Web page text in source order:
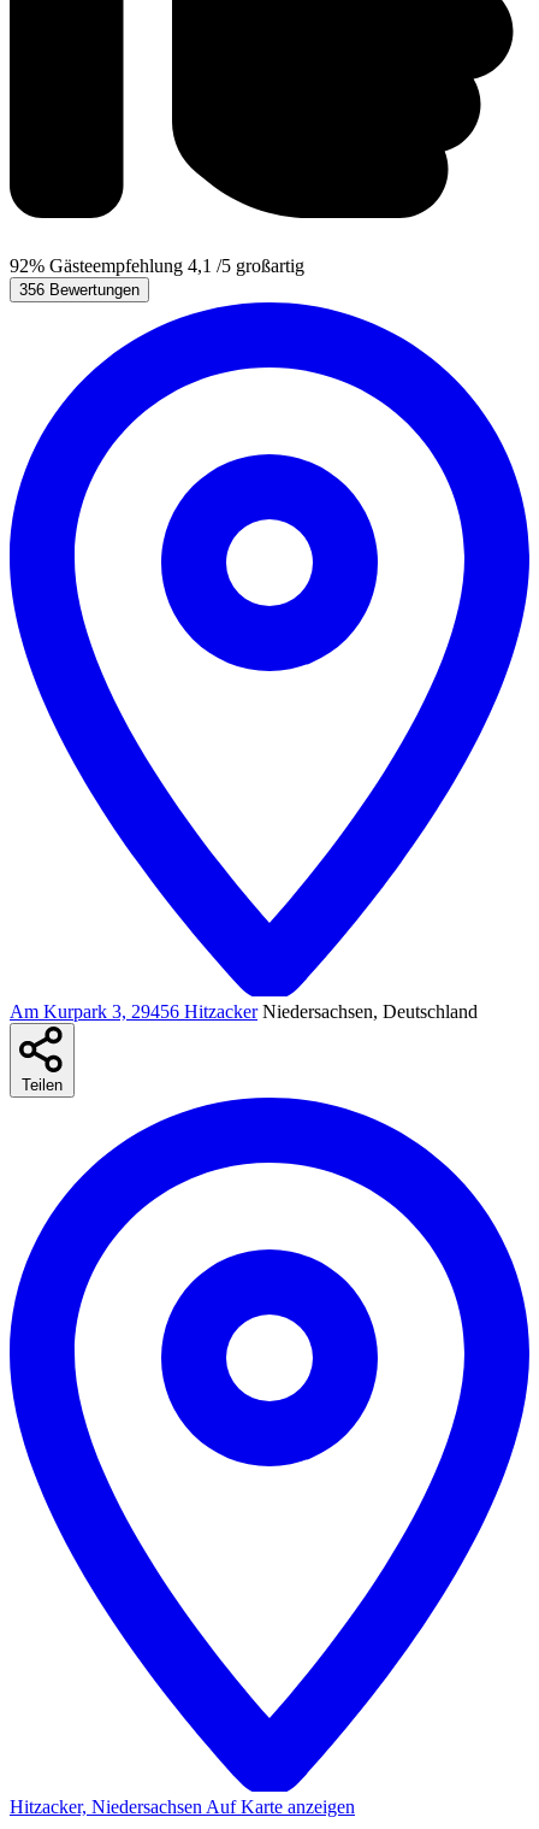
92% Gästeempfehlung 4,1 /5 großartig
356 Bewertungen
Am Kurpark 3, 29456 Hitzacker Niedersachsen, Deutschland
Teilen
Hitzacker, Niedersachsen Auf Karte anzeigen